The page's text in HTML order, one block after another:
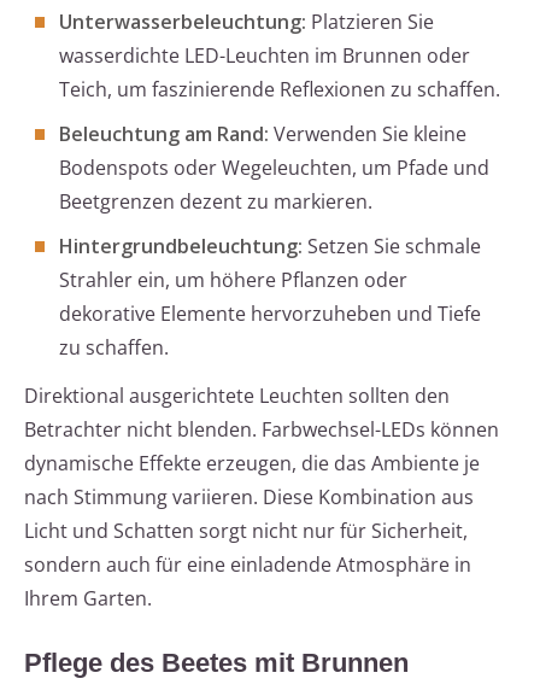
Unterwasserbeleuchtung: Platzieren Sie
wasserdichte LED-Leuchten im Brunnen oder
Teich, um faszinierende Reflexionen zu schaffen.
Beleuchtung am Rand: Verwenden Sie kleine
Bodenspots oder Wegeleuchten, um Pfade und
Beetgrenzen dezent zu markieren.
Hintergrundbeleuchtung: Setzen Sie schmale
Strahler ein, um höhere Pflanzen oder
dekorative Elemente hervorzuheben und Tiefe
zu schaffen.
Direktional ausgerichtete Leuchten sollten den
Betrachter nicht blenden. Farbwechsel-LEDs können
dynamische Effekte erzeugen, die das Ambiente je
nach Stimmung variieren. Diese Kombination aus
Licht und Schatten sorgt nicht nur für Sicherheit,
sondern auch für eine einladende Atmosphäre in
Ihrem Garten.
Pflege des Beetes mit Brunnen